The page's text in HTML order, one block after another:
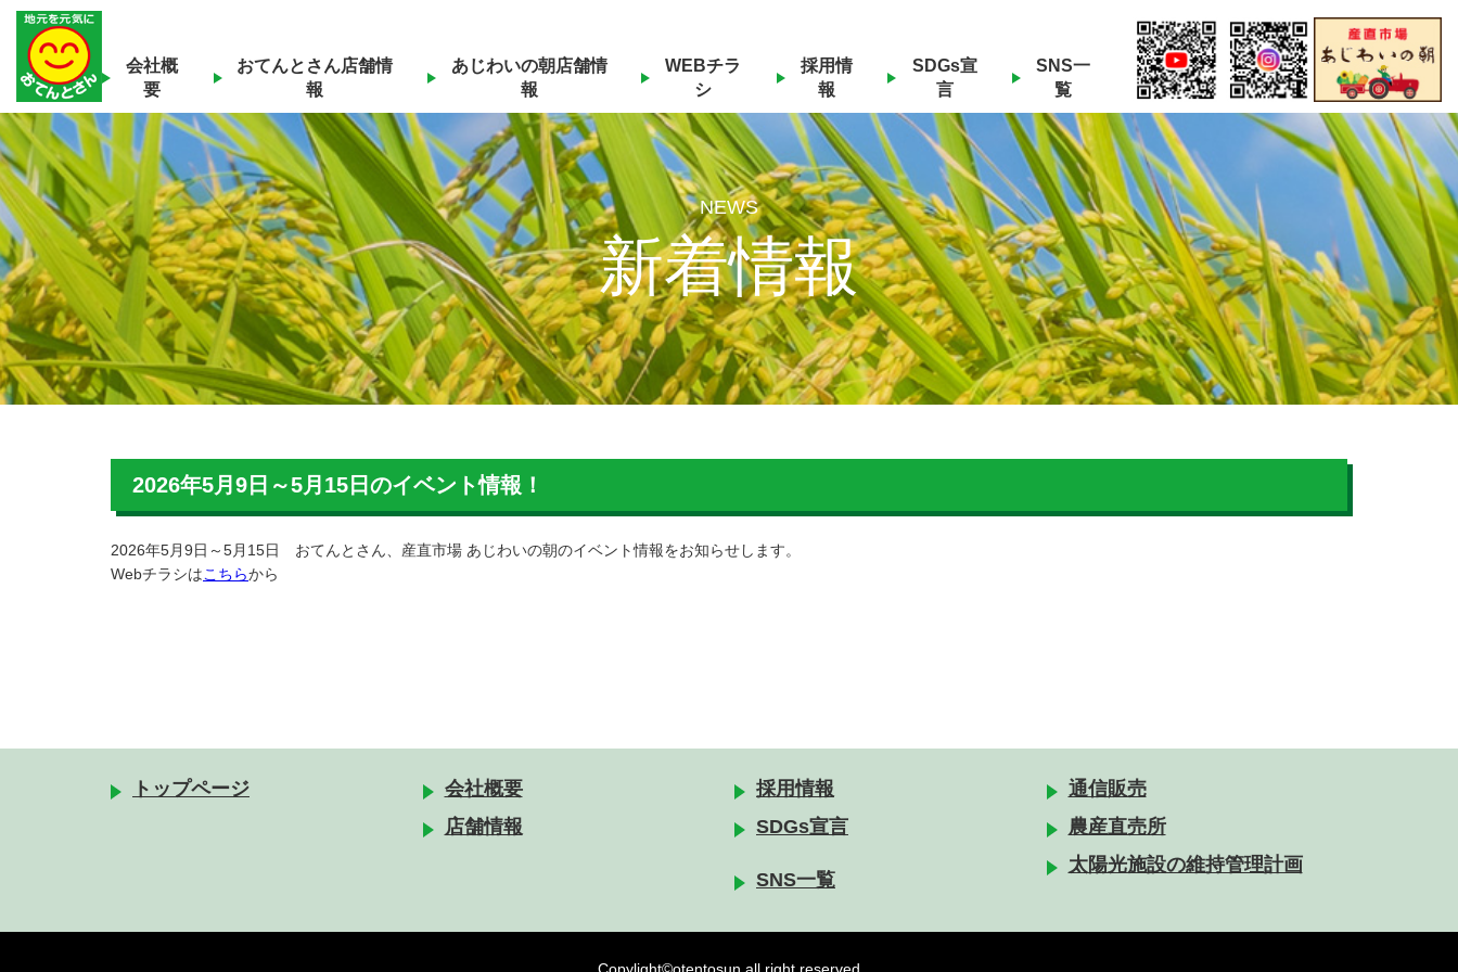
会社概
要
おてんとさん店舗情
報
あじわいの朝店舗情
報
WEBチラ
シ
採用情
報
SDGs宣
言
SNS一
覧
NEWS
新着情報
2026年5月9日～5月15日のイベント情報！
2026年5月9日～5月15日 おてんとさん、産直市場 あじわいの朝のイベント情報をお知らせします。
Webチラシはこちらから
トップページ
会社概要
店舗情報
採用情報
SDGs宣言
SNS一覧
通信販売
農産直売所
太陽光施設の維持管理計画